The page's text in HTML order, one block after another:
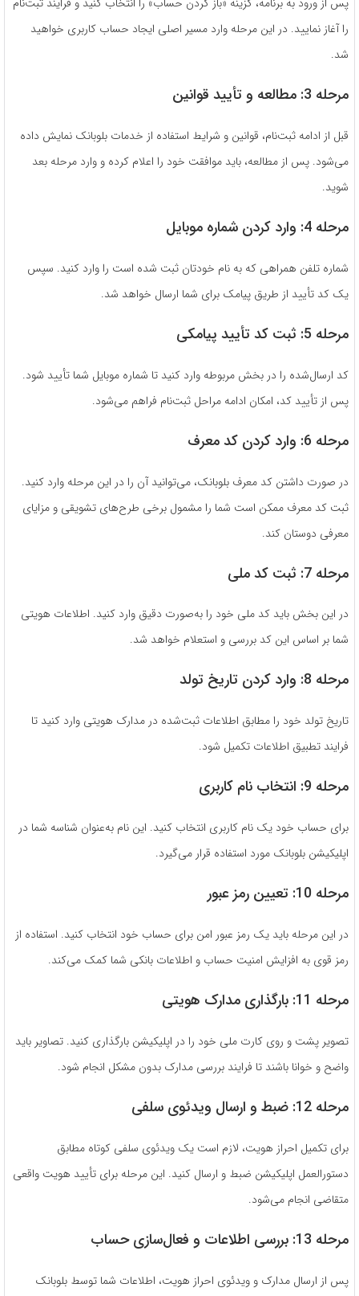
را آغاز نمایید. در این مرحله وارد مسیر اصلی ایجاد حساب کاربری خواهید
شد.
مرحله 3: مطالعه و تأیید قوانین
قبل از ادامه ثبت‌نام، قوانین و شرایط استفاده از خدمات بلوبانک نمایش داده
می‌شود. پس از مطالعه، باید موافقت خود را اعلام کرده و وارد مرحله بعد
شوید.
مرحله 4: وارد کردن شماره موبایل
شماره تلفن همراهی که به نام خودتان ثبت شده است را وارد کنید. سپس
یک کد تأیید از طریق پیامک برای شما ارسال خواهد شد.
مرحله 5: ثبت کد تأیید پیامکی
کد ارسال‌شده را در بخش مربوطه وارد کنید تا شماره موبایل شما تأیید شود.
پس از تأیید کد، امکان ادامه مراحل ثبت‌نام فراهم می‌شود.
مرحله 6: وارد کردن کد معرف
در صورت داشتن کد معرف بلوبانک، می‌توانید آن را در این مرحله وارد کنید.
ثبت کد معرف ممکن است شما را مشمول برخی طرح‌های تشویقی و مزایای
معرفی دوستان کند.
مرحله 7: ثبت کد ملی
در این بخش باید کد ملی خود را به‌صورت دقیق وارد کنید. اطلاعات هویتی
شما بر اساس این کد بررسی و استعلام خواهد شد.
مرحله 8: وارد کردن تاریخ تولد
تاریخ تولد خود را مطابق اطلاعات ثبت‌شده در مدارک هویتی وارد کنید تا
فرایند تطبیق اطلاعات تکمیل شود.
مرحله 9: انتخاب نام کاربری
برای حساب خود یک نام کاربری انتخاب کنید. این نام به‌عنوان شناسه شما در
اپلیکیشن بلوبانک مورد استفاده قرار می‌گیرد.
مرحله 10: تعیین رمز عبور
در این مرحله باید یک رمز عبور امن برای حساب خود انتخاب کنید. استفاده از
رمز قوی به افزایش امنیت حساب و اطلاعات بانکی شما کمک می‌کند.
مرحله 11: بارگذاری مدارک هویتی
تصویر پشت و روی کارت ملی خود را در اپلیکیشن بارگذاری کنید. تصاویر باید
واضح و خوانا باشند تا فرایند بررسی مدارک بدون مشکل انجام شود.
مرحله 12: ضبط و ارسال ویدئوی سلفی
برای تکمیل احراز هویت، لازم است یک ویدئوی سلفی کوتاه مطابق
دستورالعمل اپلیکیشن ضبط و ارسال کنید. این مرحله برای تأیید هویت واقعی
متقاضی انجام می‌شود.
مرحله 13: بررسی اطلاعات و فعال‌سازی حساب
پس از ارسال مدارک و ویدئوی احراز هویت، اطلاعات شما توسط بلوبانک